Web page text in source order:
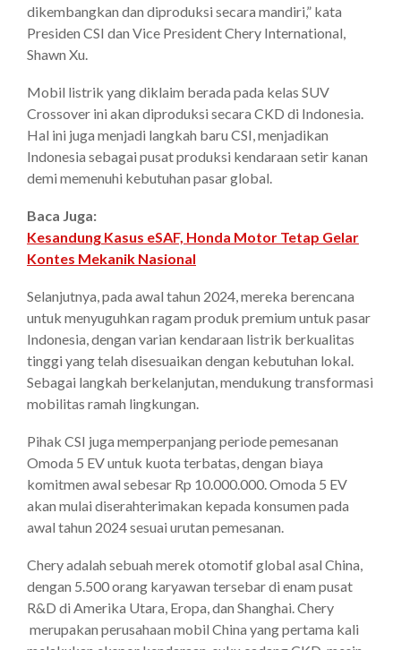
dikembangkan dan diproduksi secara mandiri,” kata
Presiden CSI dan Vice President Chery International,
Shawn Xu.
Mobil listrik yang diklaim berada pada kelas SUV
Crossover ini akan diproduksi secara CKD di Indonesia.
Hal ini juga menjadi langkah baru CSI, menjadikan
Indonesia sebagai pusat produksi kendaraan setir kanan
demi memenuhi kebutuhan pasar global.
Baca Juga:
Kesandung Kasus eSAF, Honda Motor Tetap Gelar
Kontes Mekanik Nasional
Selanjutnya, pada awal tahun 2024, mereka berencana
untuk menyuguhkan ragam produk premium untuk pasar
Indonesia, dengan varian kendaraan listrik berkualitas
tinggi yang telah disesuaikan dengan kebutuhan lokal.
Sebagai langkah berkelanjutan, mendukung transformasi
mobilitas ramah lingkungan.
Pihak CSI juga memperpanjang periode pemesanan
Omoda 5 EV untuk kuota terbatas, dengan biaya
komitmen awal sebesar Rp 10.000.000. Omoda 5 EV
akan mulai diserahterimakan kepada konsumen pada
awal tahun 2024 sesuai urutan pemesanan.
Chery adalah sebuah merek otomotif global asal China,
dengan 5.500 orang karyawan tersebar di enam pusat
R&D di Amerika Utara, Eropa, dan Shanghai. Chery
merupakan perusahaan mobil China yang pertama kali